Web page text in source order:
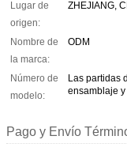
Lugar de
origen:
ZHEJIANG,
Nombre de
la marca:
ODM
Número de
modelo:
Las partidas
ensamblaje
Pago y Envío